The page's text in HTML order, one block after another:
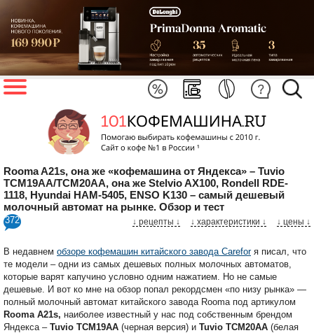
Rooma A21s, она же «кофемашина от Яндекса» – Tuvio
TCM19AA/TCM20AA, она же Stelvio AX100, Rondell RDE-
1118, Hyundai HAM-5405, ENSO K130 – самый дешевый
молочный автомат на рынке. Обзор и тест
372 ↓ цены ↓
↓ характеристики ↓
↓ рецепты ↓
В недавнем обзоре кофемашин китайского завода Careforя писал, что
те модели – одни из самых дешевых полных молочных автоматов,
которые варят капучино условно одним нажатием. Но не самые
дешевые. И вот ко мне на обзор попал рекордсмен «по низу рынка» —
полный молочный автомат китайского завода Rooma под артикулом
Rooma A21s, наиболее известный у нас под собственным брендом
Яндекса – Tuvio TCM19AA (черная версия) и Tuvio TCM20AA (белая